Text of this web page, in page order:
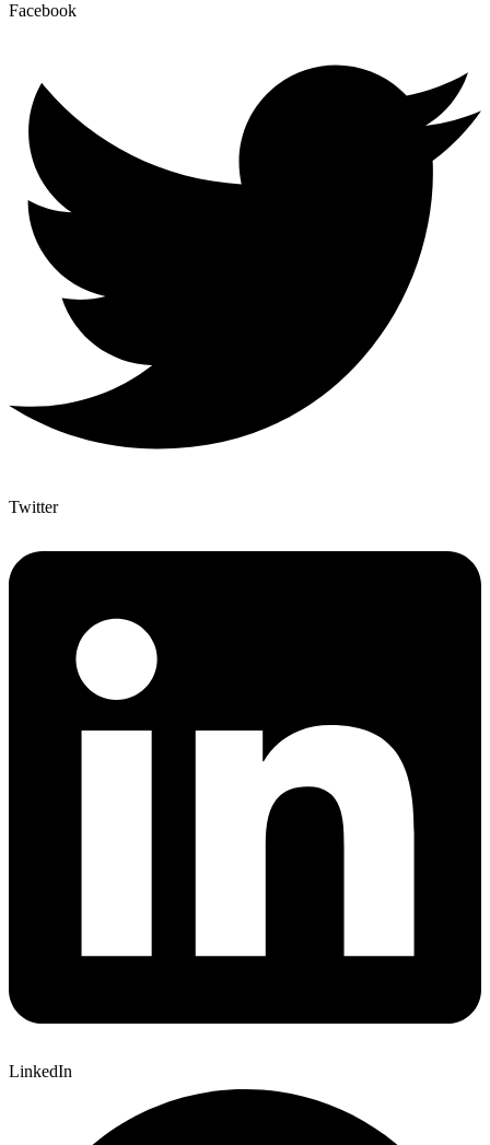
Facebook
Twitter
LinkedIn